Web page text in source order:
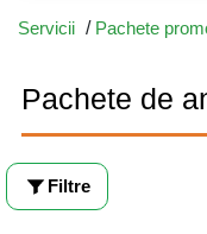
Servicii / Pachete
Pachete de
Filtre